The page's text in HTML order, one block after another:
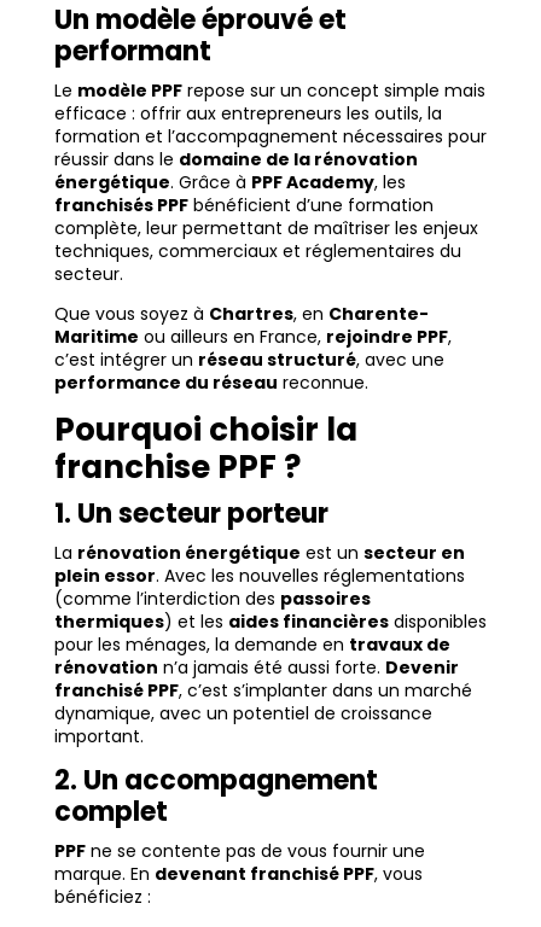
Un modèle éprouvé et
performant
Le modèle PPFrepose sur un concept simple mais
efficace : offrir aux entrepreneurs les outils, la
formation et l’accompagnement nécessaires pour
réussir dans le domaine de la rénovation
énergétique. Grâce à PPF Academy, les
franchisés PPFbénéficient d’une formation
complète, leur permettant de maîtriser les enjeux
techniques, commerciaux et réglementaires du
secteur.
Que vous soyez à Chartres, en Charente-
Maritime ou ailleurs en France, rejoindre PPF,
c’est intégrer un réseau structuré, avec une
performance du réseau reconnue.
Pourquoi choisir la
franchise PPF ?
1. Un secteur porteur
La rénovation énergétique est un secteur en
plein essor. Avec les nouvelles réglementations
(comme l’interdiction des passoires
thermiques) et les aides financièresdisponibles
pour les ménages, la demande en travaux de
rénovation n’a jamais été aussi forte. Devenir
franchisé PPF, c’est s’implanter dans un marché
dynamique, avec un potentiel de croissance
important.
2. Un accompagnement
complet
PPFne se contente pas de vous fournir une
marque. En devenant franchisé PPF, vous
bénéficiez :